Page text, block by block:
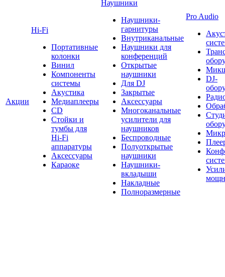
Акции
Hi-Fi
Портативные
колонки
Винил
Компоненты
системы
Акустика
Медиаплееры
CD
Стойки и
тумбы для
Hi-Fi
аппаратуры
Аксессуары
Караоке
Наушники
Наушники-
гарнитуры
Внутриканальные
Наушники для
конференций
Открытые
наушники
Для DJ
Закрытые
Аксессуары
Многоканальные
усилители для
наушников
Беспроводные
Полуоткрытые
наушники
Наушники-
вкладыши
Накладные
Полноразмерные
Pro Audio
DJ-